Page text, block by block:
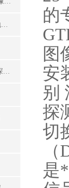
漂泊者C（Rover C）可视成像地下金属探测器
盖瑞特AT-GOLD水陆两用金属探测器
的
图
安
别
探
切
是